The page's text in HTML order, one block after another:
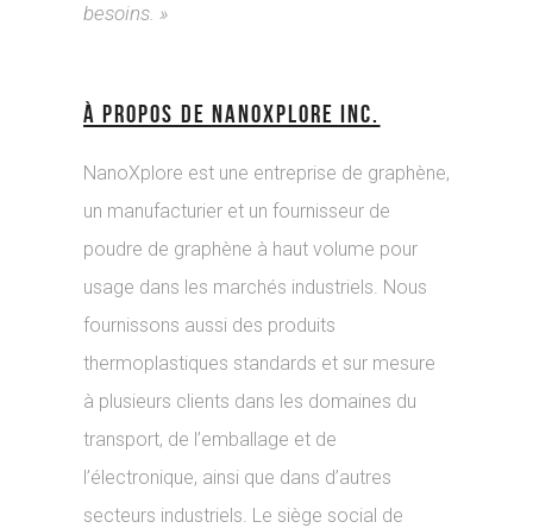
besoins. »
À PROPOS DE NANOXPLORE INC.
NanoXplore est une entreprise de graphène,
un manufacturier et un fournisseur de
poudre de graphène à haut volume pour
usage dans les marchés industriels. Nous
fournissons aussi des produits
thermoplastiques standards et sur mesure
à plusieurs clients dans les domaines du
transport, de l’emballage et de
l’électronique, ainsi que dans d’autres
secteurs industriels. Le siège social de